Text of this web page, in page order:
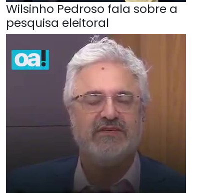
Wilsinho Pedroso fala sobre a
pesquisa eleitoral